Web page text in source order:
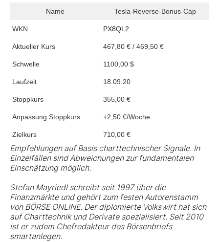
Name Tesla-Reverse-Bonus-Cap
WKN PX8QL2
Aktueller Kurs 467,80 € / 469,50 €
Schwelle 1100,00 $
Laufzeit 18.09.20
Stoppkurs 355,00 €
Anpassung Stoppkurs +2,50 €/Woche
Zielkurs 710,00 €
Empfehlungen auf Basis charttechnischer Signale. In
Einzelfällen sind Abweichungen zur fundamentalen
Einschätzung möglich.
Stefan Mayriedl schreibt seit 1997 über die
Finanzmärkte und gehört zum festen Autorenstamm
von BÖRSE ONLINE. Der diplomierte Volkswirt hat sich
auf Charttechnik und Derivate spezialisiert. Seit 2010
ist er zudem Chefredakteur des Börsenbriefs
smartanlegen.